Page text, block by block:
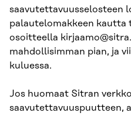
saavutettavuusselosteen
palautelomakkeen kautta
osoitteella
mahdollisimman pian, ja
kuluessa.
Jos huomaat Sitran
saavutettavuuspuutteen,